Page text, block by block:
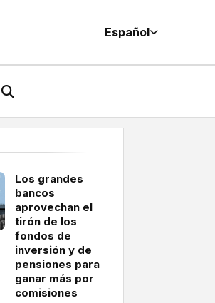
Español
Los grandes
bancos
aprovechan el
tirón de los
fondos de
inversión y de
pensiones para
ganar más por
comisiones